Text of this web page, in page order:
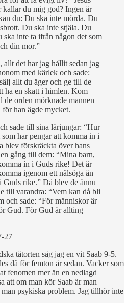
kallar du mig god? Ingen är
du: Du ska inte mörda. Du
Du ska inte stjäla. Du
inte ta ifrån någon det som
din mor.”
allt det har jag hållit sedan jag
med kärlek och sade:
allt du äger och ge till de
ha en skatt i himlen. Kom
orden mörknade mannen
han ägde mycket.
sade till sina lärjungar: “Hur
har pengar att komma in i
blev förskräckta över hans
gång till dem: “Mina barn,
in i Guds rike! Det är
igenom ett nålsöga än
rike.” Då blev de ännu
till varandra: “Vem kan då bli
och sade: “För människor är
Gud. För Gud är allting
27
tätorten såg jag en vit Saab 9-5.
då för femton år sedan. Vacker som
fenomen mer än en nedlagd
att om man kör Saab är man
psykiska problem. Jag tillhör inte